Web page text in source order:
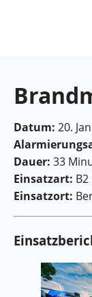
Datum: 20.
Dauer: 33
Einsatzart: B2
Einsatzort: